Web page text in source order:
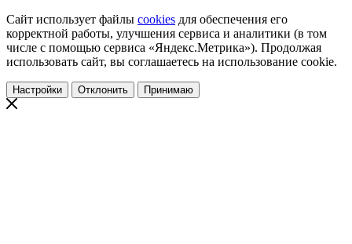
Сайт использует файлы cookies для обеспечения его
корректной работы, улучшения сервиса и аналитики (в том
числе с помощью сервиса «Яндекс.Метрика»). Продолжая
использовать сайт, вы соглашаетесь на использование cookie.
Настройки Отклонить Принимаю